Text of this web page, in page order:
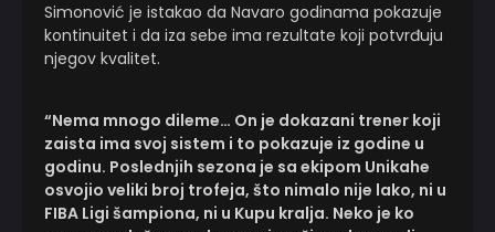
Simonović je istakao da Navaro godinama pokazuje
kontinuitet i da iza sebe ima rezultate koji potvrđuju
njegov kvalitet.
“Nema mnogo dileme… On je dokazani trener koji
zaista ima svoj sistem i to pokazuje iz godine u
godinu. Poslednjih sezona je sa ekipom Unikahe
osvojio veliki broj trofeja, što nimalo nije lako, ni u
FIBA Ligi šampiona, ni u Kupu kralja. Neko je ko